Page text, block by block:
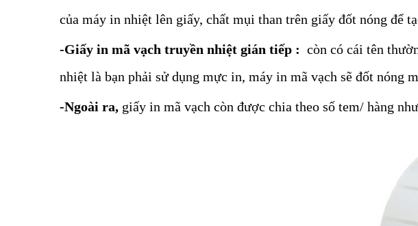
của máy in nhiệt lên giấy, chất mụi than trên giấy đốt nóng để
-Giấy in mã vạch truyền nhiệt gián tiếp : còn có cái tên
nhiệt là bạn phải sử dụng mực in, máy in mã vạch sẽ đốt nóng
-Ngoài ra, giấy in mã vạch còn được chia theo số tem/ hàng